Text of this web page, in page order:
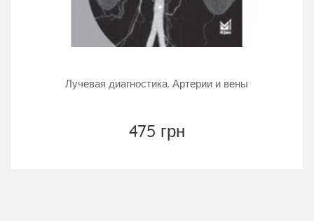
Лучевая диагностика. Артерии и вены
475 грн